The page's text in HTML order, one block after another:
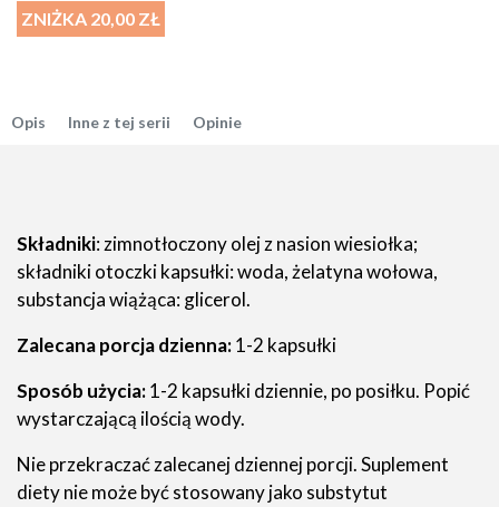
ZNIŻKA 20,00 ZŁ
Opis Inne z tej serii Opinie
Składniki: zimnotłoczony olej z nasion wiesiołka;
składniki otoczki kapsułki: woda, żelatyna wołowa,
substancja wiążąca: glicerol.
Zalecana porcja dzienna:1-2 kapsułki
Sposób użycia:1-2 kapsułki dziennie, po posiłku. Popić
wystarczającą ilością wody.
Nie przekraczać zalecanej dziennej porcji. Suplement
diety nie może być stosowany jako substytut